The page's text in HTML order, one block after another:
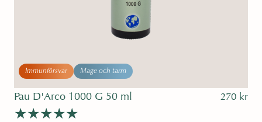
Immunförsvar Mage och tarm
Pau D'Arco 1000 G 50 ml 270 kr